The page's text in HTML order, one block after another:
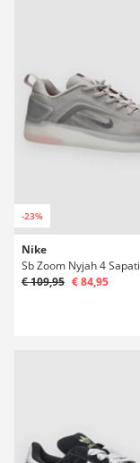
-23%
Nike
€ 109,95 € 84,95